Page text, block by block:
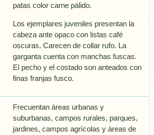
patas color carne pálido.
Los ejemplares juveniles presentan la
cabeza ante opaco con listas café
oscuras. Carecen de collar rufo. La
garganta cuenta con manchas fuscas.
El pecho y el costado son anteados con
finas franjas fusco.
Frecuentan áreas urbanas y
suburbanas, campos rurales, parques,
jardines, campos agrí­colas y áreas de